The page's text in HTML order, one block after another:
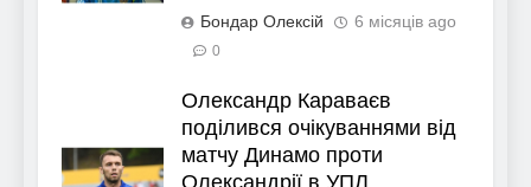
Бондар Олексій 6 місяців ago
0
Олександр Караваєв
поділився очікуваннями від
матчу Динамо проти